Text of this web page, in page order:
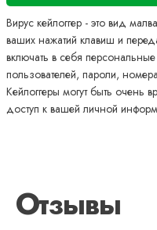
Вирус кейлоггер - это вид
ваших нажатий клавиш и
включать в себя
пользователей, пароли,
Кейлоггеры могут быть очень
доступ к вашей личной
Отзывы